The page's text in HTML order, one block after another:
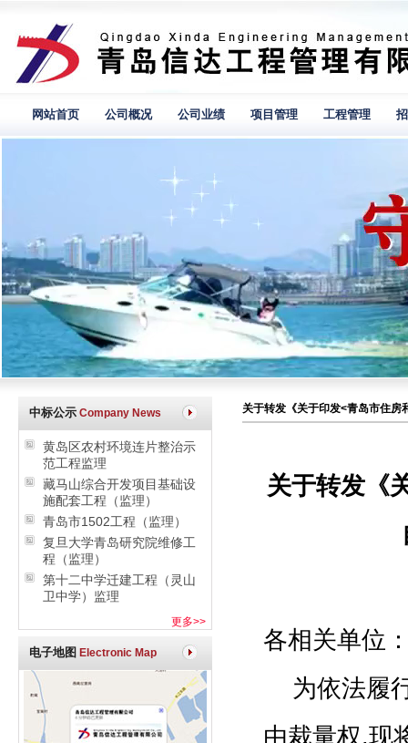
网站首页 公司概况 公司业绩 项目管理 工程管理
中标公示 Company News
黄岛区农村环境连片整治示
范工程监理
藏马山综合开发项目基础设
施配套工程（监理）
青岛市1502工程（监理）
复旦大学青岛研究院维修工
程（监理）
第十二中学迁建工程（灵山
卫中学）监理
更多>>
电子地图 Electronic Map
关于转发《关于印发<青岛市住房
关于转发《
各相关单位
为依法履
由裁量权,现